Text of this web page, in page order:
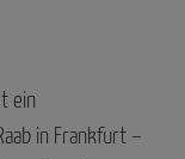
ein
in Frankfurt –